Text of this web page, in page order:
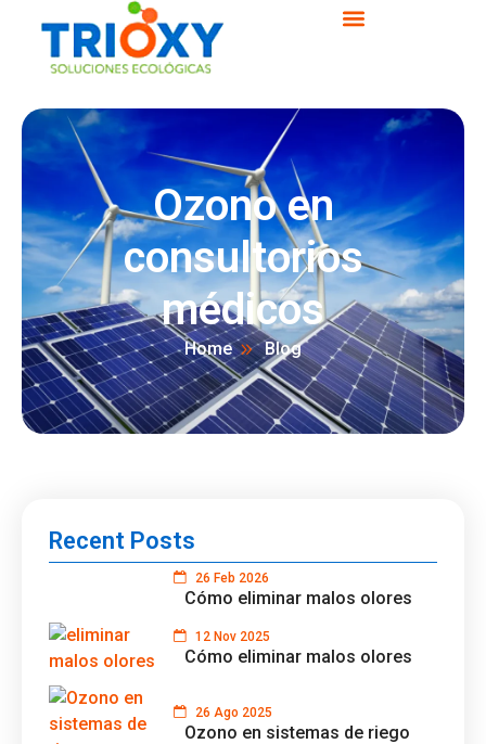
Ozono en
consultorios
médicos
Home Blog
Recent Posts
26 Feb 2026
Cómo eliminar malos olores
12 Nov 2025
Cómo eliminar malos olores
26 Ago 2025
Ozono en sistemas de riego